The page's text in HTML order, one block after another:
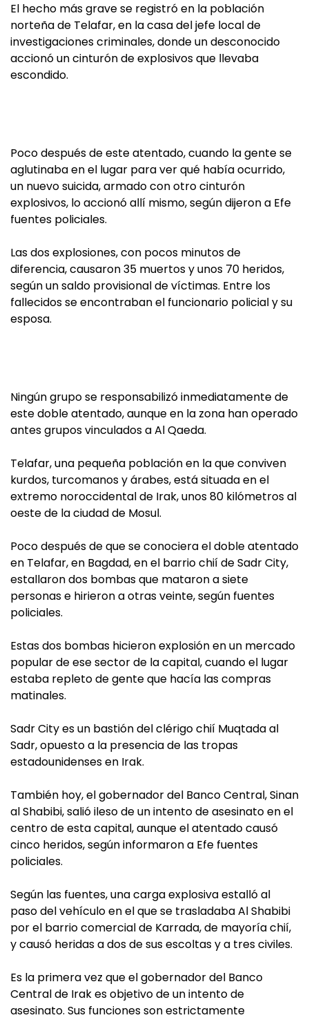
El hecho más grave se registró en la población
norteña de Telafar, en la casa del jefe local de
investigaciones criminales, donde un desconocido
accionó un cinturón de explosivos que llevaba
escondido.
Poco después de este atentado, cuando la gente se
aglutinaba en el lugar para ver qué había ocurrido,
un nuevo suicida, armado con otro cinturón
explosivos, lo accionó allí mismo, según dijeron a Efe
fuentes policiales.
Las dos explosiones, con pocos minutos de
diferencia, causaron 35 muertos y unos 70 heridos,
según un saldo provisional de víctimas. Entre los
fallecidos se encontraban el funcionario policial y su
esposa.
Ningún grupo se responsabilizó inmediatamente de
este doble atentado, aunque en la zona han operado
antes grupos vinculados a Al Qaeda.
Telafar, una pequeña población en la que conviven
kurdos, turcomanos y árabes, está situada en el
extremo noroccidental de Irak, unos 80 kilómetros al
oeste de la ciudad de Mosul.
Poco después de que se conociera el doble atentado
en Telafar, en Bagdad, en el barrio chií de Sadr City,
estallaron dos bombas que mataron a siete
personas e hirieron a otras veinte, según fuentes
policiales.
Estas dos bombas hicieron explosión en un mercado
popular de ese sector de la capital, cuando el lugar
estaba repleto de gente que hacía las compras
matinales.
Sadr City es un bastión del clérigo chií Muqtada al
Sadr, opuesto a la presencia de las tropas
estadounidenses en Irak.
También hoy, el gobernador del Banco Central, Sinan
al Shabibi, salió ileso de un intento de asesinato en el
centro de esta capital, aunque el atentado causó
cinco heridos, según informaron a Efe fuentes
policiales.
Según las fuentes, una carga explosiva estalló al
paso del vehículo en el que se trasladaba Al Shabibi
por el barrio comercial de Karrada, de mayoría chií,
y causó heridas a dos de sus escoltas y a tres civiles.
Es la primera vez que el gobernador del Banco
Central de Irak es objetivo de un intento de
asesinato. Sus funciones son estrictamente